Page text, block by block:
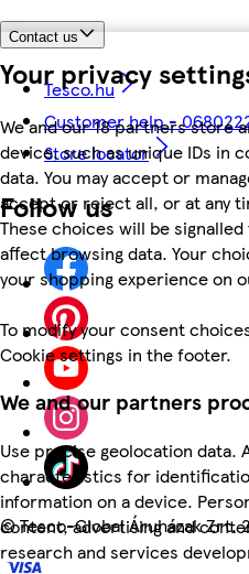
Your privacy
We and our 18 partners store
device, such as unique IDs in
data. You may accept or
accept or reject all, or at any
These choices will be
affect browsing data. Your
your shopping experience on
To modify your consent
Cookie settings in the footer.
We and our partners
Use precise geolocation data.
characteristics for
information on a device.
content, advertising and
research and services
Contact us
Tesco.hu
Customer help -
Store locator
Follow us
©Tesco-Global Áruházak Zrt.